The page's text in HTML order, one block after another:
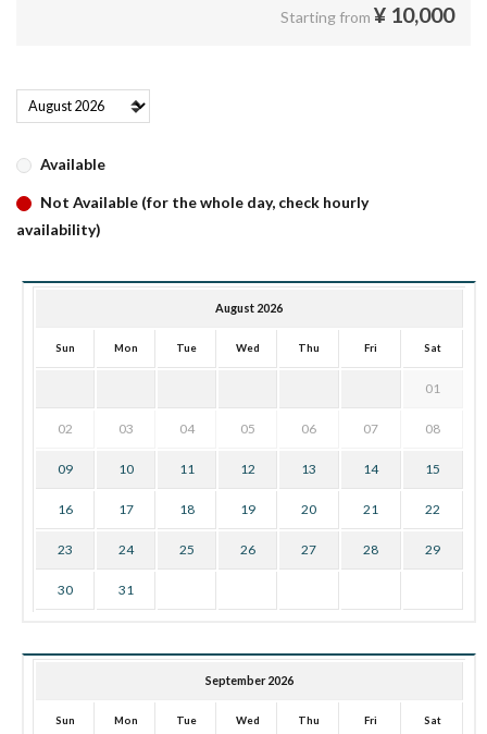
Starting from ¥ 10,000
Available
Not Available (for the whole day, check hourly
availability)
August 2026
Sun Mon Tue Wed Thu Fri Sat
01
02 03 04 05 06 07 08
09 10 11 12 13 14 15
16 17 18 19 20 21 22
23 24 25 26 27 28 29
30 31
September 2026
Sun Mon Tue Wed Thu Fri Sat